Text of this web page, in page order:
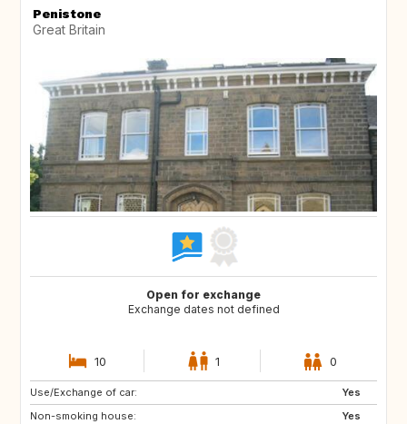
Penistone
Great Britain
Open for exchange
Exchange dates not defined
10 1 0
Use/Exchange of car:
Yes
Non-smoking house:
Yes
CA12
GB